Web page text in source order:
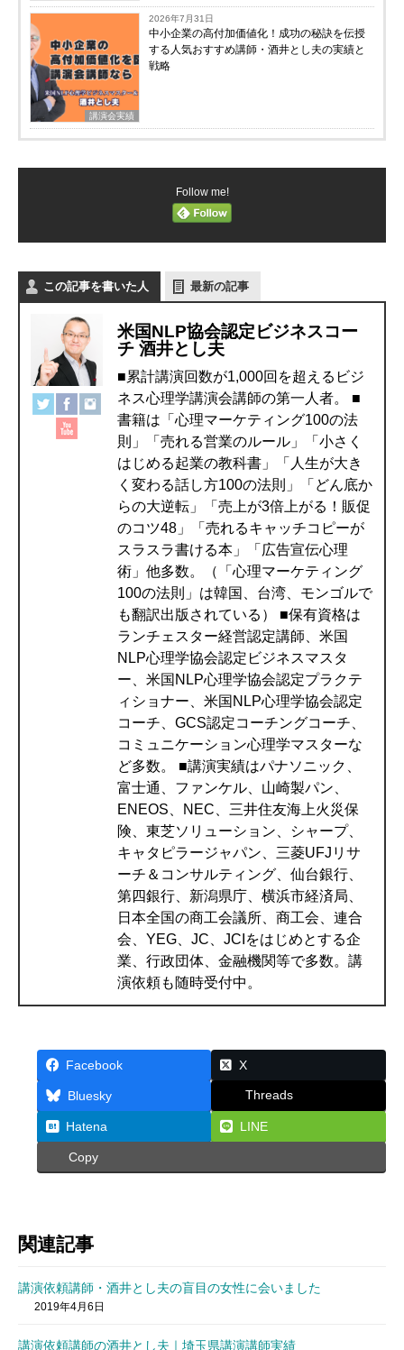
講演会実績
2026年7月31日
中小企業の高付加価値化！成功の秘訣を伝授
する人気おすすめ講師・酒井とし夫の実績と
戦略
Follow me!
この記事を書いた人 最新の記事
米国NLP協会認定ビジネスコー
チ 酒井とし夫
■累計講演回数が1,000回を超えるビジ
ネス心理学講演会講師の第一人者。 ■
書籍は「心理マーケティング100の法
則」「売れる営業のルール」「小さく
はじめる起業の教科書」「人生が大き
く変わる話し方100の法則」「どん底か
らの大逆転」「売上が3倍上がる！販促
のコツ48」「売れるキャッチコピーが
スラスラ書ける本」「広告宣伝心理
術」他多数。（「心理マーケティング
100の法則」は韓国、台湾、モンゴルで
も翻訳出版されている） ■保有資格は
ランチェスター経営認定講師、米国
NLP心理学協会認定ビジネスマスタ
ー、米国NLP心理学協会認定プラクテ
ィショナー、米国NLP心理学協会認定
コーチ、GCS認定コーチングコーチ、
コミュニケーション心理学マスターな
ど多数。 ■講演実績はパナソニック、
富士通、ファンケル、山崎製パン、
ENEOS、NEC、三井住友海上火災保
険、東芝ソリューション、シャープ、
キャタピラージャパン、三菱UFJリサ
ーチ＆コンサルティング、仙台銀行、
第四銀行、新潟県庁、横浜市経済局、
日本全国の商工会議所、商工会、連合
会、YEG、JC、JCIをはじめとする企
業、行政団体、金融機関等で多数。講
演依頼も随時受付中。
Facebook X
Bluesky Threads
Hatena LINE
Copy
関連記事
講演依頼講師・酒井とし夫の盲目の女性に会いました
2019年4月6日
講演依頼講師の酒井とし夫｜埼玉県講演講師実績